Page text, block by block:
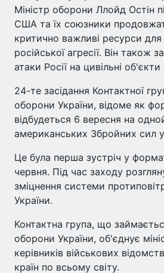
Міністр оборони Ллойд Остін
США та їх союзники
критично важливі ресурси для
російської агресії. Він також
атаки Росії на цивільні об'єкти
24-те засідання Контактної
оборони України, відоме як
відбудеться 6 вересня на
американських Збройних сил у
Це була перша зустріч у
червня. Під час заходу
зміцнення системи
України.
Контактна група, що
оборони України, об'єднує
керівників військових
країн по всьому світу.